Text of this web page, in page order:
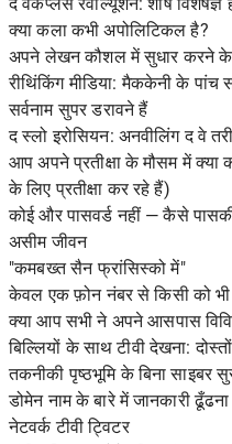
क्या कला कभी अपोलिटिकल है?
अपने लेखन कौशल में सुधार करने के
रीथिंकिंग मीडिया: मैककेनी के पांच
सर्वनाम सुपर डरावने हैं
द स्लो इरोसियन: अनवीलिंग द वे
आप अपने प्रतीक्षा के मौसम में
के लिए प्रतीक्षा कर रहे हैं)
कोई और पासवर्ड नहीं — कैसे
असीम जीवन
"कमबख्त सैन फ्रांसिस्को में"
केवल एक फ़ोन नंबर से किसी को
क्या आप सभी ने अपने आसपास
बिल्लियों के साथ टीवी देखना:
तकनीकी पृष्ठभूमि के बिना साइबर
डोमेन नाम के बारे में जानकारी ढूँढना
नेटवर्क टीवी ट्विटर